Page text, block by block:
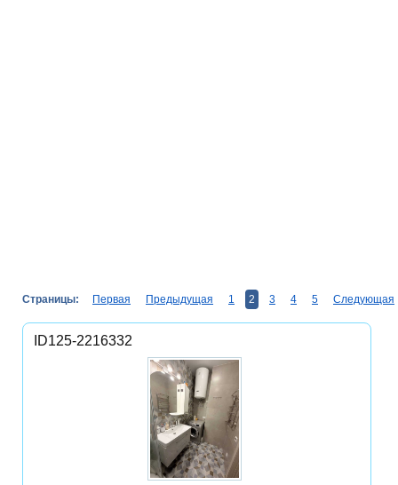
Страницы: Первая Предыдущая 1 2 3 4 5 Следующая
ID125-2216332